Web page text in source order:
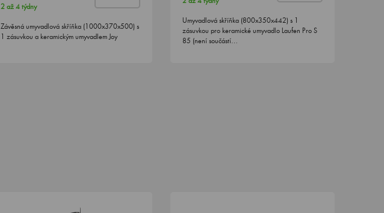
2 až 4 týdny
Závěsná umyvadlová skříňka (1000x370x500) s
1 zásuvkou a keramickým umyvadlem Joy
Umyvadlová skříňka (800x350x442) s 1
zásuvkou pro keramické umyvadlo Laufen Pro S
85 (není součástí…